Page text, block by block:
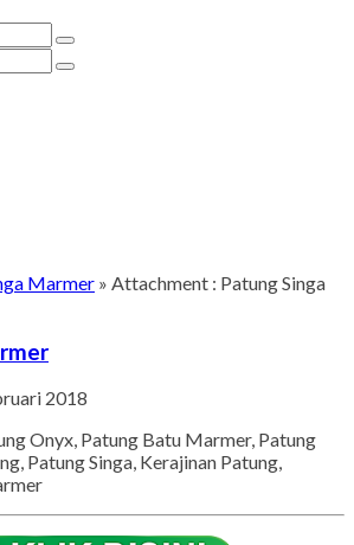
Marmer » Attachment : Patung Singa
2018
Onyx, Patung Batu Marmer, Patung
Patung Singa, Kerajinan Patung,